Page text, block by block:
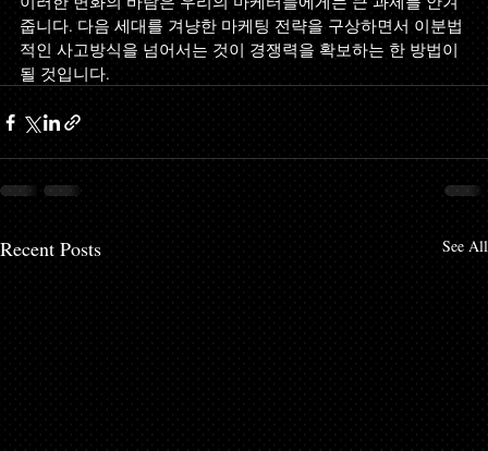
줍니다. 다음 세대를 겨냥한 마케팅 전략을 구상하면서 이분법
적인 사고방식을 넘어서는 것이 경쟁력을 확보하는 한 방법이
될 것입니다.
Recent Posts See All